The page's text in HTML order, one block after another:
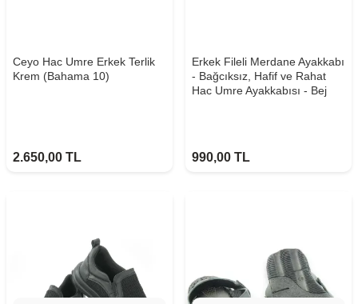
Ceyo Hac Umre Erkek Terlik
Krem (Bahama 10)
2.650,00 TL
Erkek Fileli Merdane Ayakkabı
- Bağcıksız, Hafif ve Rahat
Hac Umre Ayakkabısı - Bej
990,00 TL